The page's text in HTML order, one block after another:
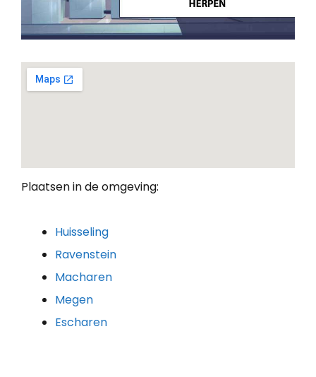
Plaatsen in de omgeving:
Huisseling
Ravenstein
Macharen
Megen
Escharen